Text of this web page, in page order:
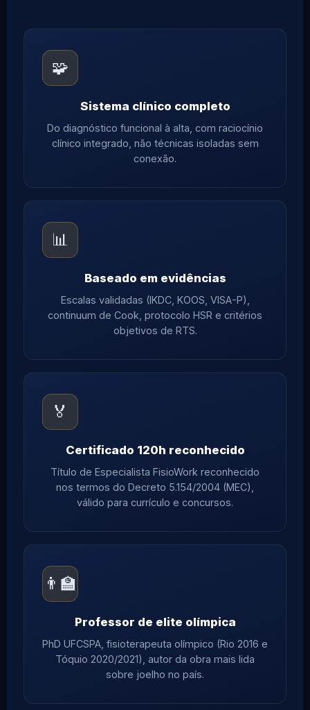
🧩
Sistema clínico completo
Do diagnóstico funcional à alta, com raciocínio
clínico integrado, não técnicas isoladas sem
conexão.
📊
Baseado em evidências
Escalas validadas (IKDC, KOOS, VISA-P),
continuum de Cook, protocolo HSR e critérios
objetivos de RTS.
🏅
Certificado 120h reconhecido
Título de Especialista FisioWork reconhecido
nos termos do Decreto 5.154/2004 (MEC),
válido para currículo e concursos.
👨‍🏫
Professor de elite olímpica
PhD UFCSPA, fisioterapeuta olímpico (Rio 2016 e
Tóquio 2020/2021), autor da obra mais lida
sobre joelho no país.